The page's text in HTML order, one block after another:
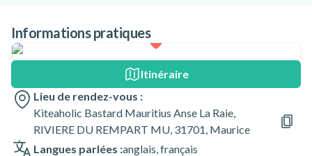
Informations pratiques
Itinéraire
Lieu de rendez-vous :
Kiteaholic Bastard Mauritius Anse La Raie,
RIVIERE DU REMPART MU, 31701, Maurice
Langues parlées :anglais,français